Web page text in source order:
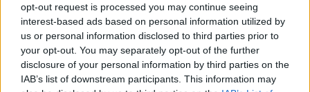
opt-out request is processed you may continue seeing
interest-based ads based on personal information utilized by
us or personal information disclosed to third parties prior to
your opt-out. You may separately opt-out of the further
disclosure of your personal information by third parties on the
IAB’s list of downstream participants. This information may
ΣΧΕΤΙΚΑ ΑΡΘΡΑ